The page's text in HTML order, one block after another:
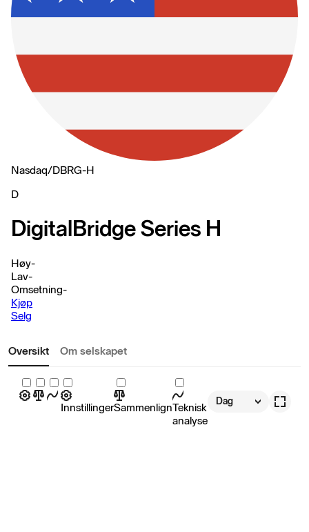
Nasdaq/DBRG-H
D
DigitalBridge Series H
Høy-
Lav-
Omsetning-
Kjøp
Selg
Oversikt Om selskapet
InnstillingerSammenlignTeknisk
analyse
Dag